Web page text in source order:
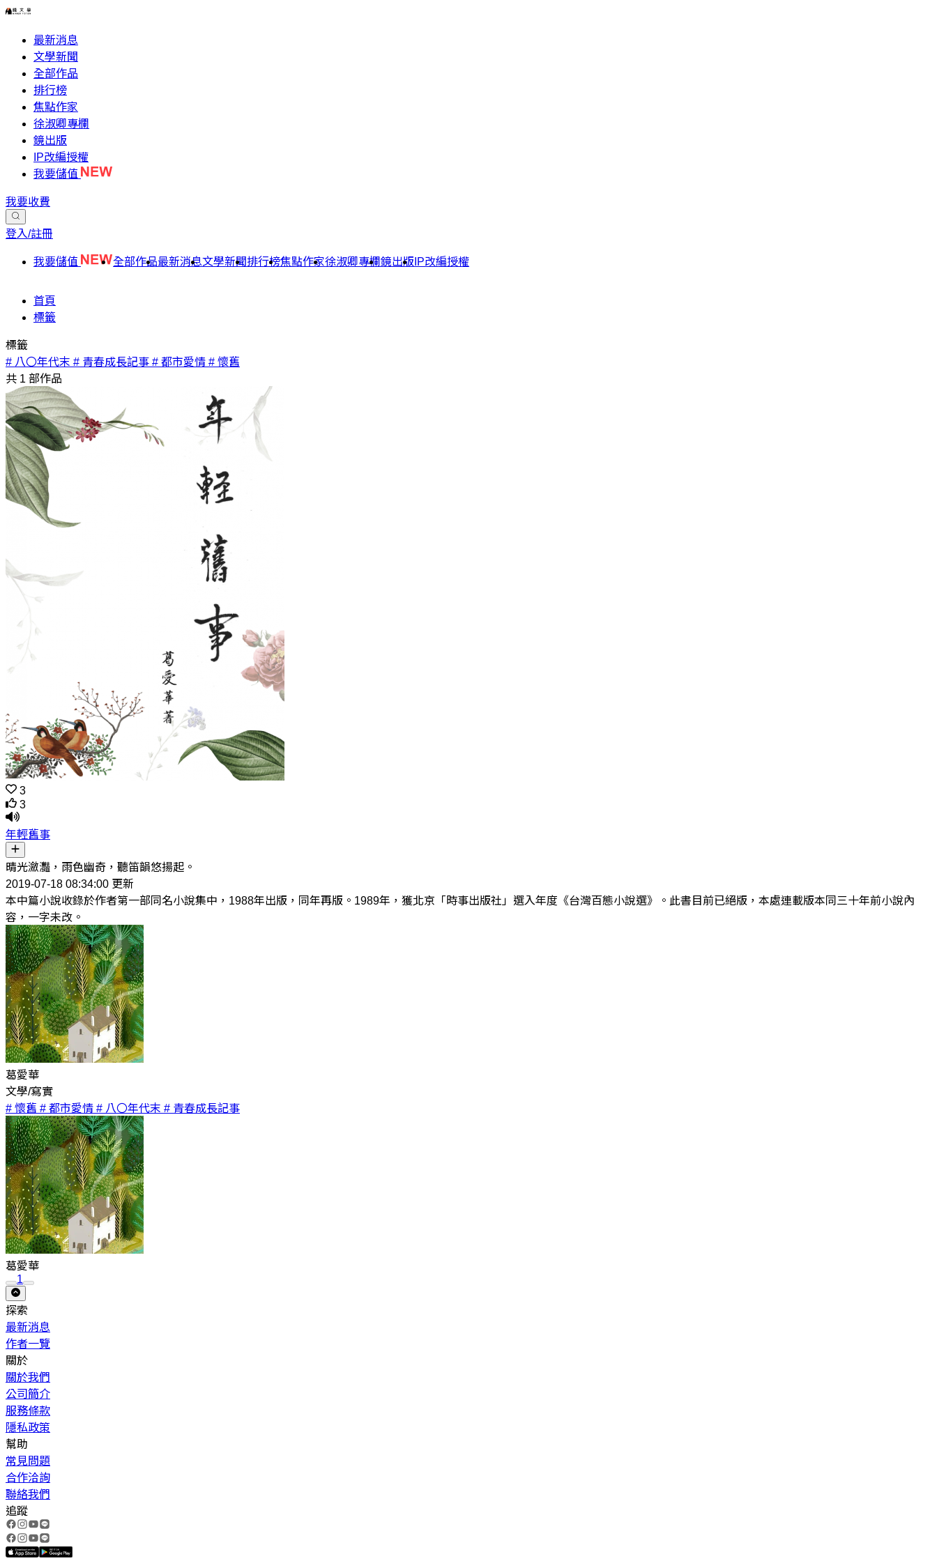
最新消息
文學新聞
全部作品
排行榜
焦點作家
徐淑卿專欄
鏡出版
IP改編授權
我要儲值
我要收費
登入/註冊
我要儲值 全部作品最新消息文學新聞排行榜焦點作家徐淑卿專欄鏡出版 IP改編授權
首頁
標籤
標籤
# 八〇年代末 # 青春成長記事 # 都市愛情 # 懷舊
共 1 部作品
3
3
年輕舊事
晴光瀲灩，雨色幽奇，聽笛韻悠揚起。
2019-07-18 08:34:00 更新
本中篇小說收錄於作者第一部同名小說集中，1988年出版，同年再版。1989年，獲北京「時事出版社」選入年度《台灣百態小說選》。此書目前已絕版，本處連載版本同三十年前小說內
容，一字未改。
葛愛華
文學/寫實
# 懷舊 # 都市愛情 # 八〇年代末 # 青春成長記事
葛愛華
1
探索
最新消息
作者一覽
關於
關於我們
公司簡介
服務條款
隱私政策
幫助
常見問題
合作洽詢
聯絡我們
追蹤